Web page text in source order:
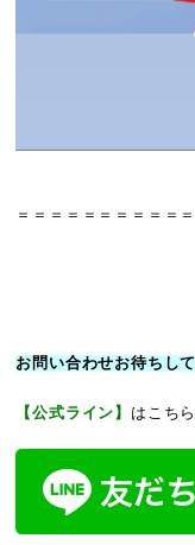
＝＝＝＝＝＝＝＝＝＝
お問い合わせお待ちし
【公式ライン】 はこち